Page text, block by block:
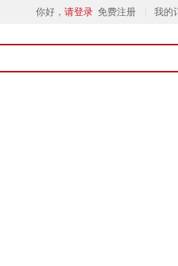
你好， 请登录 免费注册 我的